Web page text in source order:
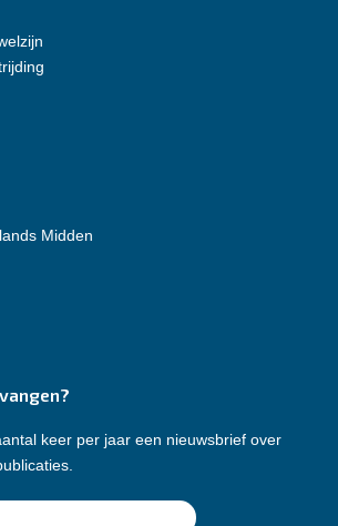
Midden
keer per jaar een nieuwsbrief over